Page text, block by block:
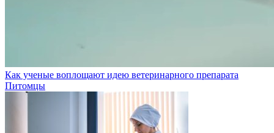
Как ученые воплощают идею ветеринарного препарата
Питомцы